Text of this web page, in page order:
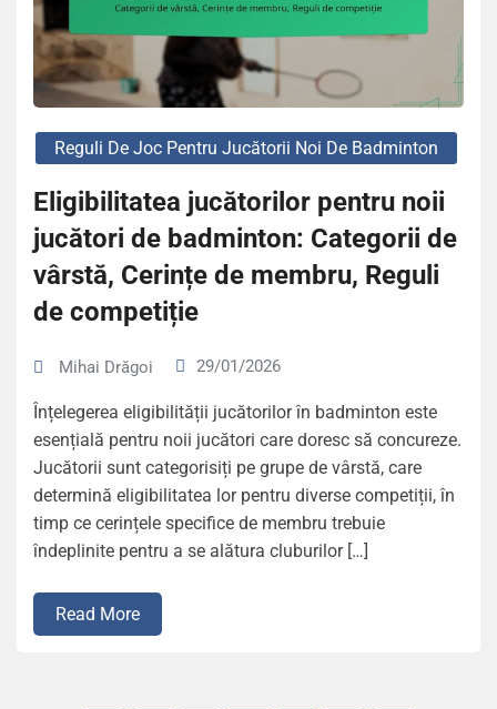
Reguli De Joc Pentru Jucătorii Noi De Badminton
Eligibilitatea jucătorilor pentru noii
jucători de badminton: Categorii de
vârstă, Cerințe de membru, Reguli
de competiție
Mihai Drăgoi 29/01/2026
Înțelegerea eligibilității jucătorilor în badminton este
esențială pentru noii jucători care doresc să concureze.
Jucătorii sunt categorisiți pe grupe de vârstă, care
determină eligibilitatea lor pentru diverse competiții, în
timp ce cerințele specifice de membru trebuie
îndeplinite pentru a se alătura cluburilor […]
Read More